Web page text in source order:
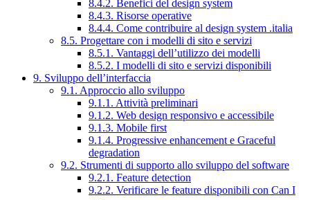
8.4.2. Benefici del design system
8.4.3. Risorse operative
8.4.4. Come contribuire al design system .italia
8.5. Progettare con i modelli di sito e servizi
8.5.1. Vantaggi dell’utilizzo dei modelli
8.5.2. I modelli di sito e servizi disponibili
9. Sviluppo dell’interfaccia
9.1. Approccio allo sviluppo
9.1.1. Attività preliminari
9.1.2. Web design responsivo e accessibile
9.1.3. Mobile first
9.1.4. Progressive enhancement e Graceful
degradation
9.2. Strumenti di supporto allo sviluppo del software
9.2.1. Feature detection
9.2.2. Verificare le feature disponibili con Can I